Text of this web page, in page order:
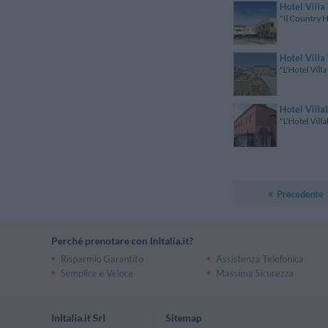
Hotel Villa
"Il Country
Hotel Villa
"L'Hotel
Hotel
"L'Hotel
Precedente
Perché prenotare con InItalia.it?
Risparmio Garantito Assistenza Telefonica
Semplice e Veloce
Massima Sicurezza
InItalia.it Srl Sitemap